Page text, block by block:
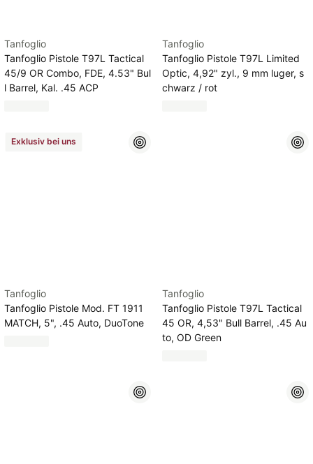
Tanfoglio
Tanfoglio Pistole T97L Tactical
45/9 OR Combo, FDE, 4.53" Bul
l Barrel, Kal. .45 ACP
Tanfoglio
Tanfoglio Pistole T97L Limited
Optic, 4,92" zyl., 9 mm luger, s
chwarz / rot
Exklusiv bei uns
Tanfoglio
Tanfoglio Pistole Mod. FT 1911
MATCH, 5", .45 Auto, DuoTone
Tanfoglio
Tanfoglio Pistole T97L Tactical
45 OR, 4,53" Bull Barrel, .45 Au
to, OD Green